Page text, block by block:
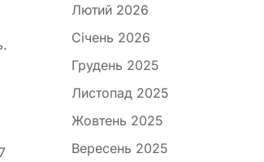
Лютий 2026
Січень 2026
Грудень 2025
Листопад 2025
Жовтень 2025
Вересень 2025